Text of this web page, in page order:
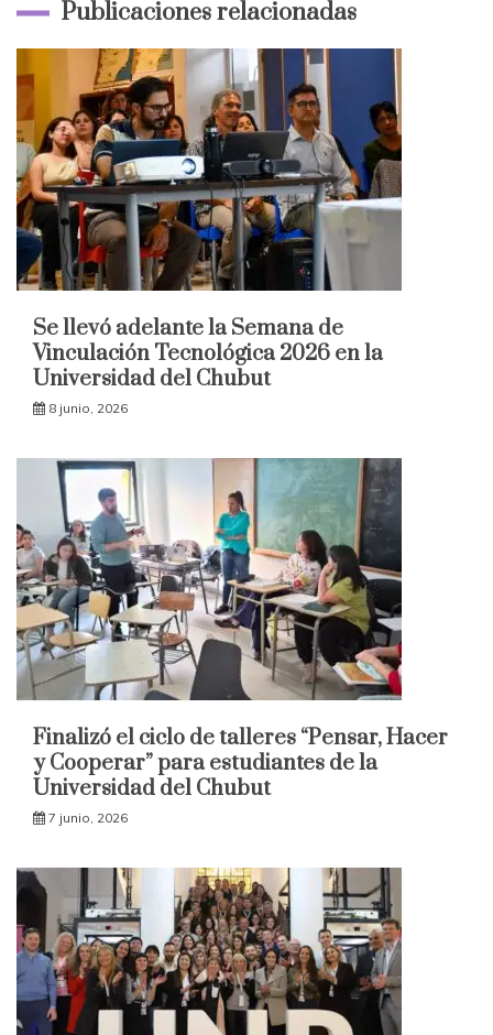
Publicaciones relacionadas
Se llevó adelante la Semana de
Vinculación Tecnológica 2026 en la
Universidad del Chubut
8 junio, 2026
Finalizó el ciclo de talleres “Pensar, Hacer
y Cooperar” para estudiantes de la
Universidad del Chubut
7 junio, 2026